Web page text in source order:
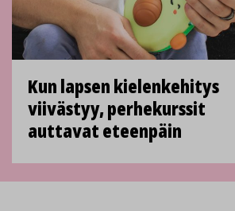
Kun lapsen kielenkehitys
viivästyy, perhekurssit
auttavat eteenpäin